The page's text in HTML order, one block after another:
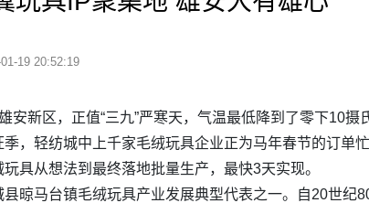
19 20:52:19
安新区，正值“三九”严寒天，气温最低降到了零下10
季，轻纺城中上千家毛绒玩具企业正为马年春节的订
具从想法到最终落地批量生产，最快3天实现。
县晾马台镇毛绒玩具产业发展典型代表之一。自20世